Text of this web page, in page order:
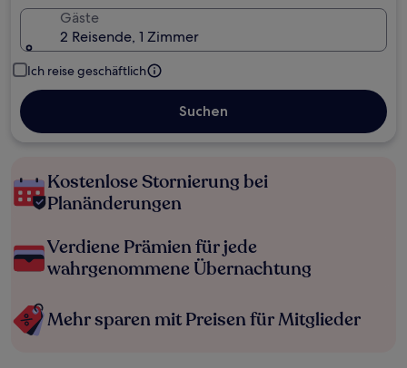
Gäste
2 Reisende, 1 Zimmer
Ich reise geschäftlich
Suchen
Kostenlose Stornierung bei
Planänderungen
Verdiene Prämien für jede
wahrgenommene Übernachtung
Mehr sparen mit Preisen für Mitglieder